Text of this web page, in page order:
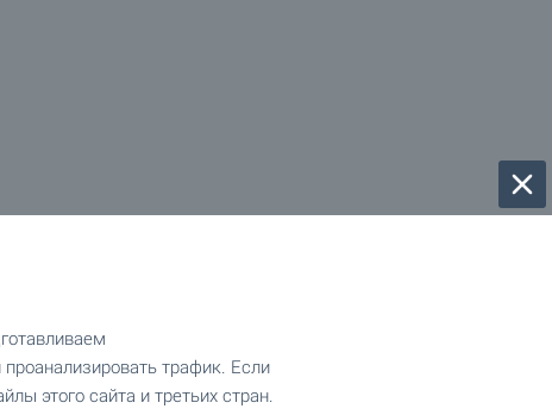
трафик. Если
этого сайта и третьих стран.